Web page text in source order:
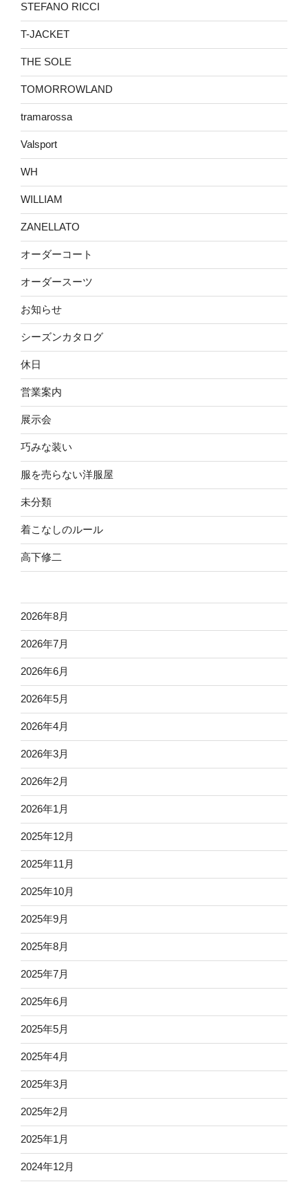
STEFANO RICCI
T-JACKET
THE SOLE
TOMORROWLAND
tramarossa
Valsport
WH
WILLIAM
ZANELLATO
オーダーコート
オーダースーツ
お知らせ
シーズンカタログ
休日
営業案内
展示会
巧みな装い
服を売らない洋服屋
未分類
着こなしのルール
高下修二
2026年8月
2026年7月
2026年6月
2026年5月
2026年4月
2026年3月
2026年2月
2026年1月
2025年12月
2025年11月
2025年10月
2025年9月
2025年8月
2025年7月
2025年6月
2025年5月
2025年4月
2025年3月
2025年2月
2025年1月
2024年12月